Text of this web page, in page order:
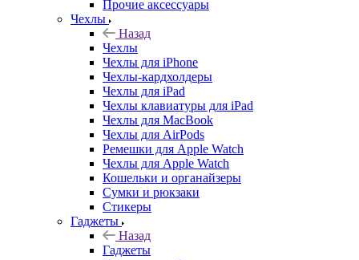
Прочие аксессуары
Чехлы
Назад
Чехлы
Чехлы для iPhone
Чехлы-кардхолдеры
Чехлы для iPad
Чехлы клавиатуры для iPad
Чехлы для MacBook
Чехлы для AirPods
Ремешки для Apple Watch
Чехлы для Apple Watch
Кошельки и органайзеры
Сумки и рюкзаки
Стикеры
Гаджеты
Назад
Гаджеты